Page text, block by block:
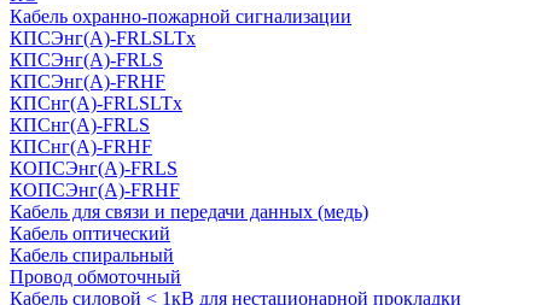
Кабель охранно-пожарной сигнализации
КПСЭнг(А)-FRLSLTx
КПСЭнг(А)-FRLS
КПСЭнг(А)-FRHF
КПСнг(А)-FRLSLTx
КПСнг(А)-FRLS
КПСнг(А)-FRHF
КОПСЭнг(А)-FRLS
КОПСЭнг(А)-FRHF
Кабель для связи и передачи данных (медь)
Кабель оптический
Кабель спиральный
Провод обмоточный
Кабель силовой < 1кВ для нестационарной прокладки